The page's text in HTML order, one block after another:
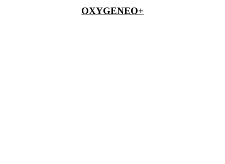
OXYGENEO+